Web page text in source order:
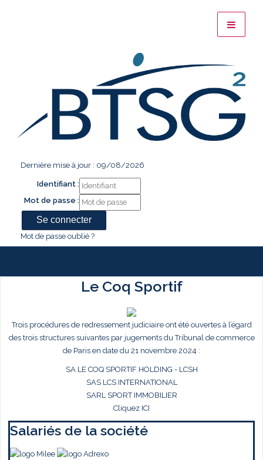
Dernière mise à jour : 09/08/2026
Identifiant :
Mot de passe :
Mot de passe oublié ?
Le Coq Sportif
Trois procédures de redressement judiciaire ont été ouvertes à l’égard
des trois structures suivantes par jugements du Tribunal de commerce
de Paris en date du 21 novembre 2024 :
SA LE COQ SPORTIF HOLDING - LCSH
SAS LCS INTERNATIONAL
SARL SPORT IMMOBILIER
Cliquez ICI
Salariés de la société